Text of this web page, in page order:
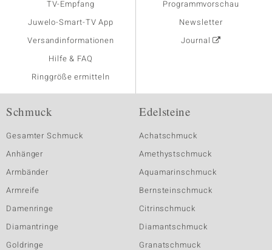
TV-Empfang
Juwelo-Smart-TV App
Versandinformationen
Hilfe & FAQ
Ringgröße ermitteln
Programmvorschau
Newsletter
Journal
Schmuck
Gesamter Schmuck
Anhänger
Armbänder
Armreife
Damenringe
Diamantringe
Goldringe
Edelsteine
Achatschmuck
Amethystschmuck
Aquamarinschmuck
Bernsteinschmuck
Citrinschmuck
Diamantschmuck
Granatschmuck